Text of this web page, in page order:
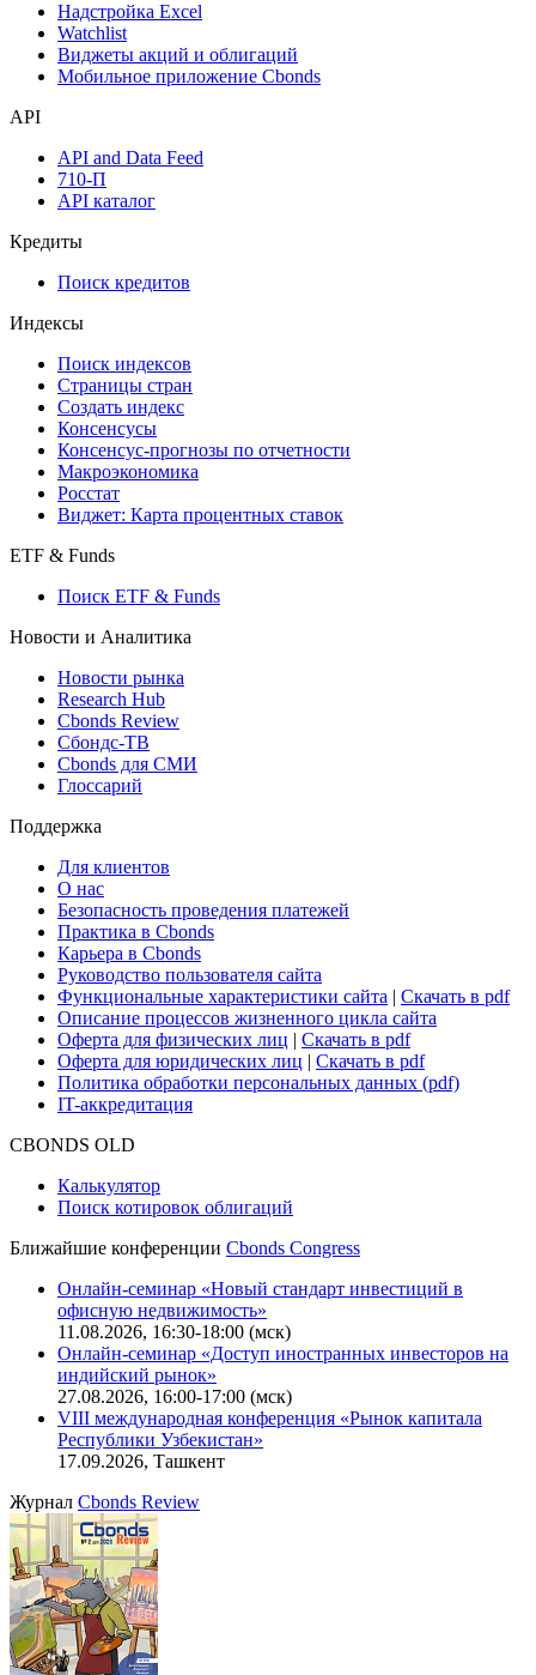
Надстройка Excel
Watchlist
Виджеты акций и облигаций
Мобильное приложение Cbonds
API
API and Data Feed
710-П
API каталог
Кредиты
Поиск кредитов
Индексы
Поиск индексов
Страницы стран
Создать индекс
Консенсусы
Консенсус-прогнозы по отчетности
Макроэкономика
Росстат
Виджет: Карта процентных ставок
ETF & Funds
Поиск ETF & Funds
Новости и Аналитика
Новости рынка
Research Hub
Cbonds Review
Сбондс-ТВ
Cbonds для СМИ
Глоссарий
Поддержка
Для клиентов
О нас
Безопасность проведения платежей
Практика в Cbonds
Карьера в Cbonds
Руководство пользователя сайта
Функциональные характеристики сайта | Скачать в pdf
Описание процессов жизненного цикла сайта
Оферта для физических лиц | Скачать в pdf
Оферта для юридических лиц | Скачать в pdf
Политика обработки персональных данных (pdf)
IT-аккредитация
CBONDS OLD
Калькулятор
Поиск котировок облигаций
Ближайшие конференции Cbonds Congress
Онлайн-семинар «Новый стандарт инвестиций в
офисную недвижимость»
11.08.2026, 16:30-18:00 (мск)
Онлайн-семинар «Доступ иностранных инвесторов на
индийский рынок»
27.08.2026, 16:00-17:00 (мск)
VIII международная конференция «Рынок капитала
Республики Узбекистан»
17.09.2026, Ташкент
Журнал Cbonds Review